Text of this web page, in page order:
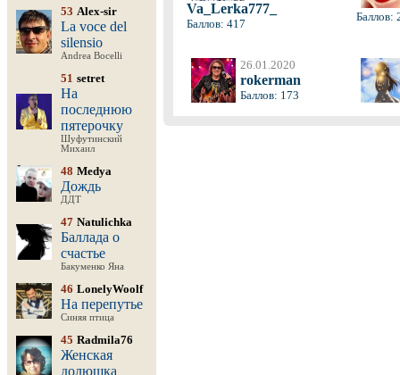
53 Alex-sir
La voce del
silensio
Andrea Bocelli
51 setret
На
последнюю
пятерочку
Шуфутинский
Михаил
48 Medya
Дождь
ДДТ
47 Natulichka
Баллада о
счастье
Бакуменко Яна
46 LonelyWoolf
На перепутье
Синяя птица
45 Radmila76
Женская
долюшка
Va_Lerka777_
Баллов: 417
Баллов:
26.01.2020
rokerman
Баллов: 173